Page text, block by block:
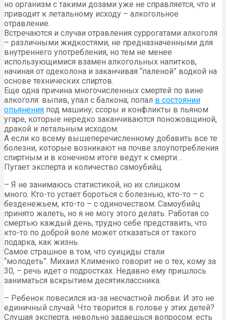
но организм с такими дозами уже не справляется, что и
приводит к летальному исходу – алкогольное
отравление.
Встречаются и случаи отравления суррогатами алкоголя
– различными жидкостями, не предназначенными для
внутреннего употребления, но тем не менее
использующимися взамен алкогольных напитков,
начиная от одеколона и заканчивая “паленой” водкой на
основе технических спиртов.
Еще одна причина многочисленных смертей по вине
алкоголя: выпив, упал с балкона; попал в состоянии
опьянения под машину; ссоры и конфликты в пьяном
угаре, которые нередко заканчиваются поножовщиной,
дракой и летальным исходом.
А если ко всему вышеперечисленному добавить все те
болезни, которые возникают на почве злоупотребления
спиртным и в конечном итоге ведут к смерти…
Пугает эксперта и количество самоубийц.
– Я не занимаюсь статистикой, но их слишком
много. Кто-то устает бороться с болезнью, кто-то – с
безденежьем, кто-то – с одиночеством. Самоубийц
принято жалеть, но я не могу этого делать. Работая со
смертью каждый день, трудно себе представить, что
кто-то по доброй воле может отказаться от такого
подарка, как жизнь.
Самое страшное в том, что суициды стали
“молодеть”. Михаил Клименко говорит не о тех, кому за
30, – речь идет о подростках. Недавно ему пришлось
заниматься вскрытием десятиклассника.
– Ребенок повесился из-за несчастной любви. И это не
единичный случай. Что творится в голове у этих детей?
Слушая эксперта, невольно задаешься вопросом: есть